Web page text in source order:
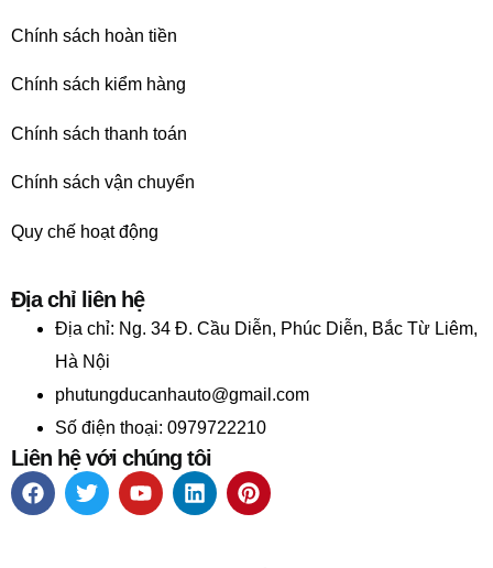
Chính sách hoàn tiền
Chính sách kiểm hàng
Chính sách thanh toán
Chính sách vận chuyển
Quy chế hoạt động
Địa chỉ liên hệ
Địa chỉ: Ng. 34 Đ. Cầu Diễn, Phúc Diễn, Bắc Từ Liêm,
Hà Nội
phutungducanhauto@gmail.com
Số điện thoại: 0979722210
Liên hệ với chúng tôi